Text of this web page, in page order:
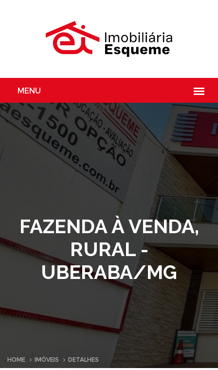
FAZENDA À VENDA,
RURAL -
UBERABA/MG
HOME IMÓVEIS DETALHES